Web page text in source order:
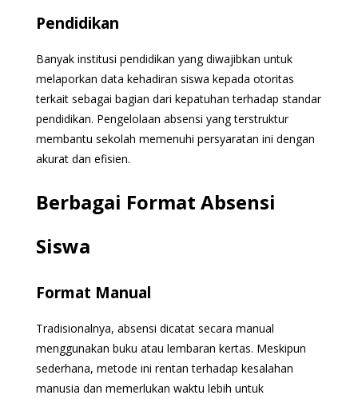
Pendidikan
Banyak institusi pendidikan yang diwajibkan untuk
melaporkan data kehadiran siswa kepada otoritas
terkait sebagai bagian dari kepatuhan terhadap standar
pendidikan. Pengelolaan absensi yang terstruktur
membantu sekolah memenuhi persyaratan ini dengan
akurat dan efisien.
Berbagai Format Absensi
Siswa
Format Manual
Tradisionalnya, absensi dicatat secara manual
menggunakan buku atau lembaran kertas. Meskipun
sederhana, metode ini rentan terhadap kesalahan
manusia dan memerlukan waktu lebih untuk